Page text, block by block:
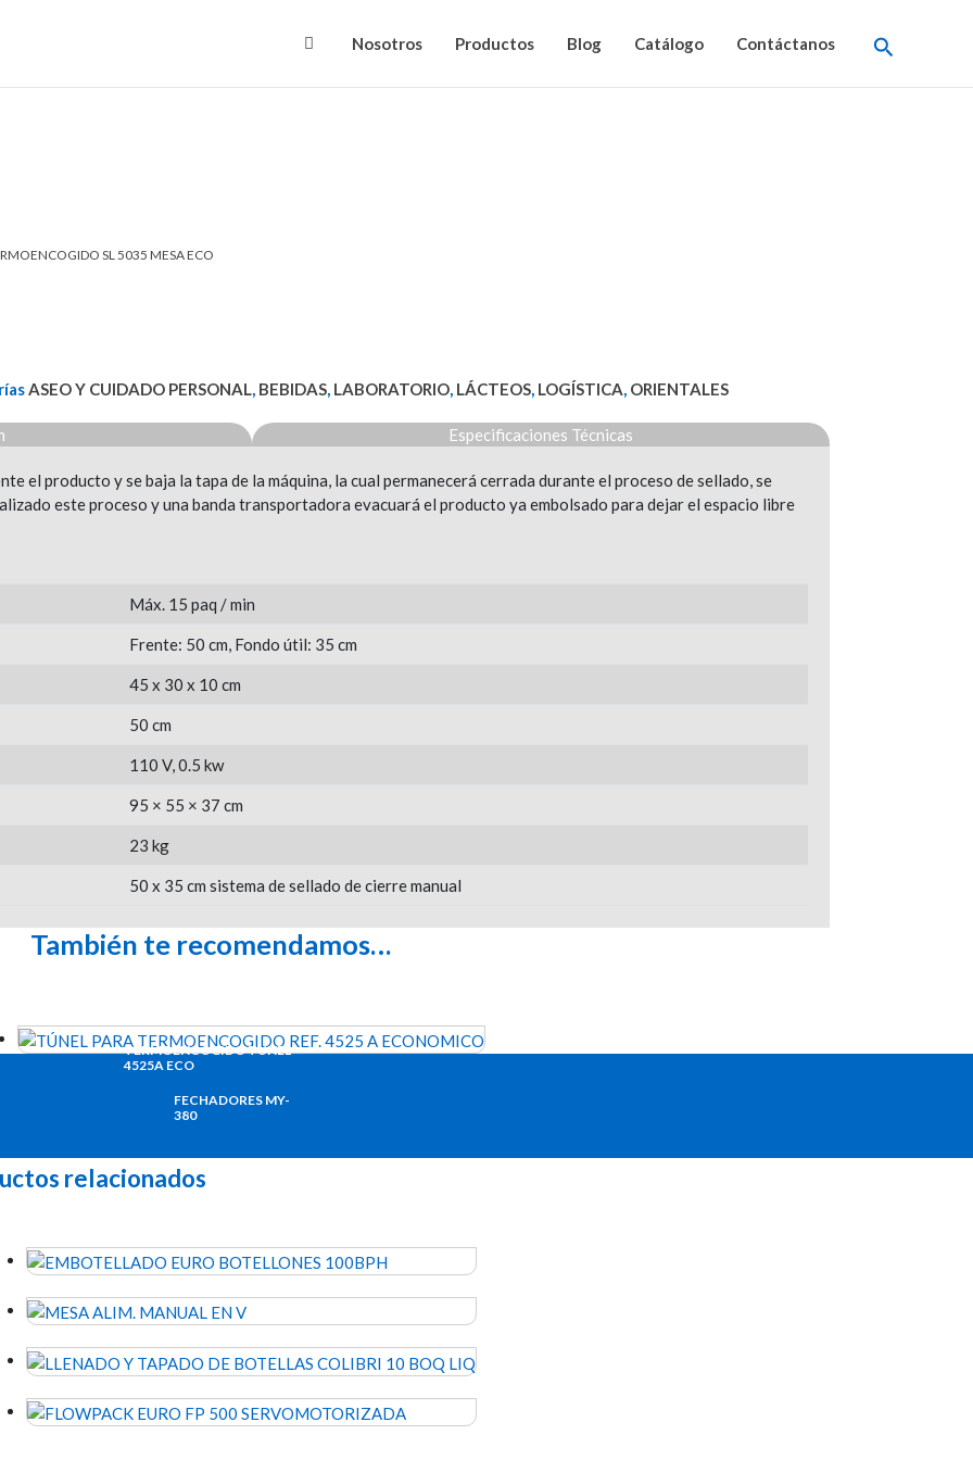
Nosotros Productos Blog Catálogo Contáctanos Buscar
SL 5035 MESA ECO
ASEO Y CUIDADO PERSONAL, BEBIDAS, LABORATORIO, LÁCTEOS, LOGÍSTICA, ORIENTALES
Especificaciones Técnicas
el producto y se baja la tapa de la máquina, la cual permanecerá cerrada durante el proceso de sellado, se
este proceso y una banda transportadora evacuará el producto ya embolsado para dejar el espacio libre
Máx. 15 paq / min
Frente: 50 cm, Fondo útil: 35 cm
45 x 30 x 10 cm
50 cm
110 V, 0.5 kw
95 × 55 × 37 cm
23 kg
50 x 35 cm sistema de sellado de cierre manual
También te recomendamos…
TERMOENCOGIDO TUNEL
4525A ECO
FECHADORES MY-
380
relacionados